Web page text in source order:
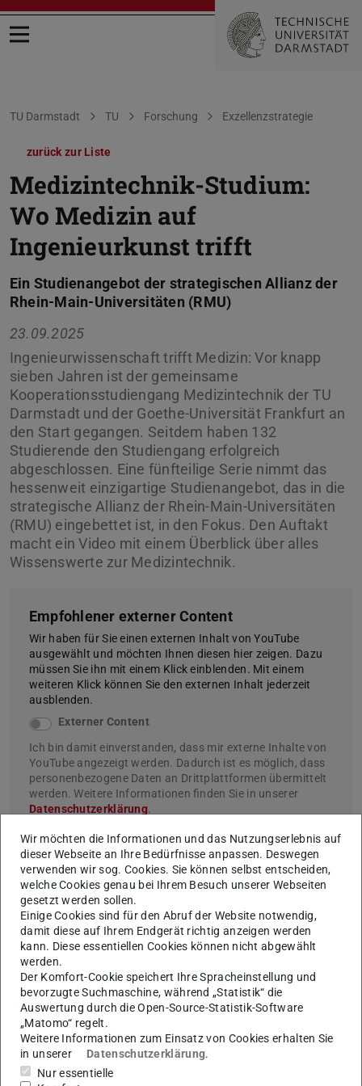
Menü öffnen
Sie befinden sich hier:
TU Darmstadt TU Forschung Exzellenzstrategie
zurück zur Liste
Medizintechnik-Studium:
Wo Medizin auf
Ingenieurkunst trifft
Ein Studienangebot der strategischen Allianz der
Rhein-Main-Universitäten (RMU)
23.09.2025
Ingenieurwissenschaft trifft Medizin: Vor knapp
sieben Jahren ist der gemeinsame
Kooperationsstudiengang Medizintechnik der TU
Darmstadt und der Goethe-Universität Frankfurt an
den Start gegangen. Seitdem haben 132
Studierende den Studiengang erfolgreich
abgeschlossen. Eine fünfteilige Serie nimmt das
hessenweit einzigartige Studienangebot, das in die
strategische Allianz der Rhein-Main-Universitäten
(RMU) eingebettet ist, in den Fokus. Den Auftakt
macht ein Video mit einem Überblick über alles
Wissenswerte zur Medizintechnik.
Empfohlener externer Content
Wir haben für Sie einen externen Inhalt von YouTube
ausgewählt und möchten Ihnen diesen hier zeigen. Dazu
müssen Sie ihn mit einem Klick einblenden. Mit einem
weiteren Klick können Sie den externen Inhalt jederzeit
ausblenden.
Externer Content
Ich bin damit einverstanden, dass mir externe Inhalte von
YouTube angezeigt werden. Dadurch ist es möglich, dass
personenbezogene Daten an Drittplattformen übermittelt
werden. Weitere Informationen finden Sie in unserer
Datenschutzerklärung.
Zahlen, bitte!
Der RMU-Kooperationsstudiengang Medizintechnik
auf einen Blick
132– Abschlüsse seit Start im Wintersemester
2018/19
256– Zahl der Bachelor-Bewerbungen
(Wintersemester 2024/25) für 120 Plätze
144– Zahl der Master-Bewerbungen
(Wintersemester 2024/25)
Wir möchten die Informationen und das Nutzungserlebnis auf
dieser Webseite an Ihre Bedürfnisse anpassen. Deswegen
verwenden wir sog. Cookies. Sie können selbst entscheiden,
welche Cookies genau bei Ihrem Besuch unserer Webseiten
gesetzt werden sollen.
Einige Cookies sind für den Abruf der Website notwendig,
damit diese auf Ihrem Endgerät richtig anzeigen werden
kann. Diese essentiellen Cookies können nicht abgewählt
werden.
Der Komfort-Cookie speichert Ihre Spracheinstellung und
bevorzugte Suchmaschine, während „Statistik“ die
Auswertung durch die Open-Source-Statistik-Software
„Matomo“ regelt.
Weitere Informationen zum Einsatz von Cookies erhalten Sie
in unserer
Datenschutzerklärung.
Nur essentielle